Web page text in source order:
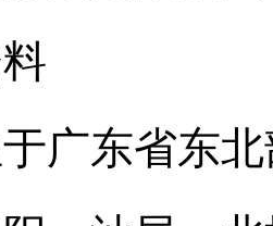
东省东北